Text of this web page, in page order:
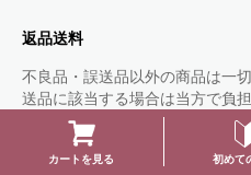
返品送料
不良品・誤送品以外の商品は一
送品に該当する場合は当方で負担
不良品カートを見る 初めて